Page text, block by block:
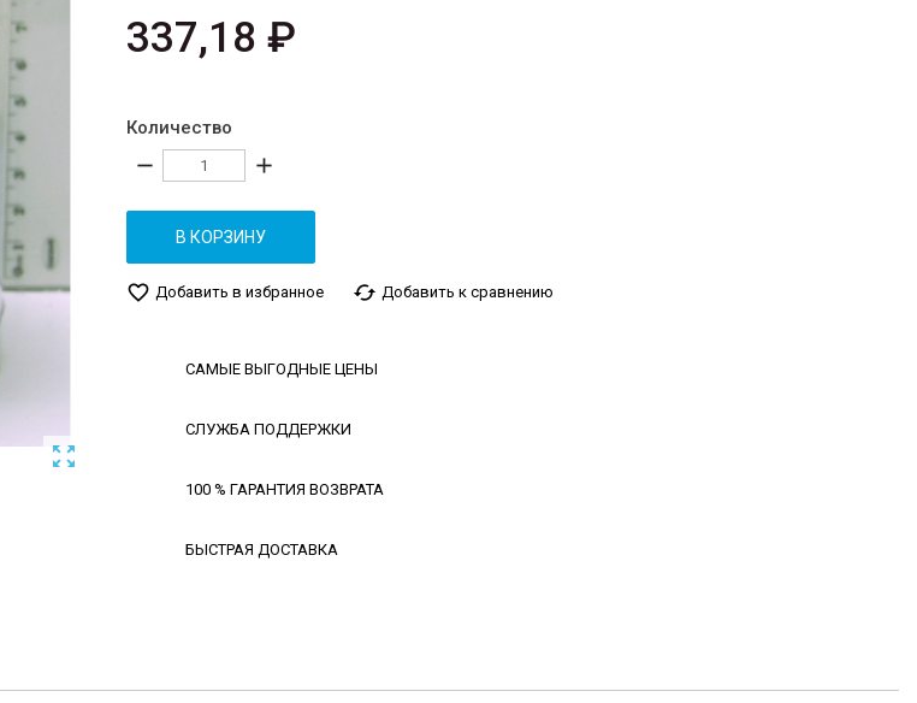

337,18 ₽
Количество
remove add
В КОРЗИНУ
favorite_border Добавить в избранное cached Добавить к сравнению
САМЫЕ ВЫГОДНЫЕ ЦЕНЫ
СЛУЖБА ПОДДЕРЖКИ
100 % ГАРАНТИЯ ВОЗВРАТА
БЫСТРАЯ ДОСТАВКА